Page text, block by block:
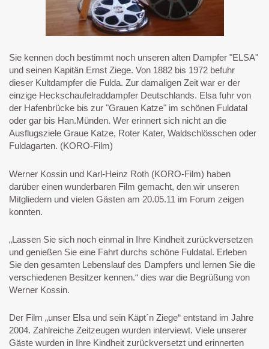
Sie kennen doch bestimmt noch unseren alten Dampfer "ELSA"
und seinen Kapitän Ernst Ziege. Von 1882 bis 1972 befuhr
dieser Kultdampfer die Fulda. Zur damaligen Zeit war er der
einzige Heckschaufelraddampfer Deutschlands. Elsa fuhr von
der Hafenbrücke bis zur "Grauen Katze" im schönen Fuldatal
oder gar bis Han.Münden. Wer erinnert sich nicht an die
Ausflugsziele Graue Katze, Roter Kater, Waldschlösschen oder
Fuldagarten. (KORO-Film)
Werner Kossin und Karl-Heinz Roth (KORO-Film) haben
darüber einen wunderbaren Film gemacht, den wir unseren
Mitgliedern und vielen Gästen am 20.05.11 im Forum zeigen
konnten.
„Lassen Sie sich noch einmal in Ihre Kindheit zurückversetzen
und genießen Sie eine Fahrt durchs schöne Fuldatal. Erleben
Sie den gesamten Lebenslauf des Dampfers und lernen Sie die
verschiedenen Besitzer kennen.“ dies war die Begrüßung von
Werner Kossin.
Der Film „unser Elsa und sein Käpt´n Ziege“ entstand im Jahre
2004. Zahlreiche Zeitzeugen wurden interviewt. Viele unserer
Gäste wurden in Ihre Kindheit zurückversetzt und erinnerten